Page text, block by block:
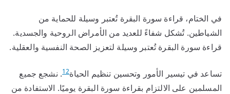
في الختام، قراءة سورة البقرة تُعتبر وسيلة للحماية من
الشياطين. تُشكل شفاءً للعديد من الأمراض الروحية والجسدية.
قراءة سورة البقرة تُعتبر وسيلة لتعزيز الصحة النفسية والعقلية.
تساعد في تيسير الأمور وتحسين تنظيم الحياة12. نشجع جميع
المسلمين على الالتزام بقراءة سورة البقرة يوميًا. الاستفادة من